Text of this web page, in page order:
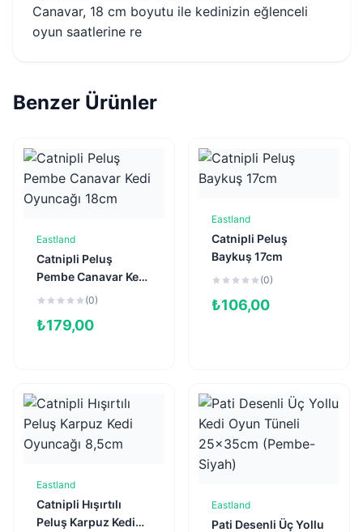
Canavar, 18 cm boyutu ile kedinizin eğlenceli
oyun saatlerine re
Benzer Ürünler
Sepete Ekle
Eastland
Catnipli Peluş
Pembe Canavar Kedi
Oyuncağı 18cm
(0)
₺179,00
Sepete Ekle
Eastland
Catnipli Peluş
Baykuş 17cm
(0)
₺106,00
Sepete Ekle
Eastland
Catnipli Hışırtılı
Peluş Karpuz Kedi
Sepete Ekle
Eastland
Pati Desenli Üç Yollu